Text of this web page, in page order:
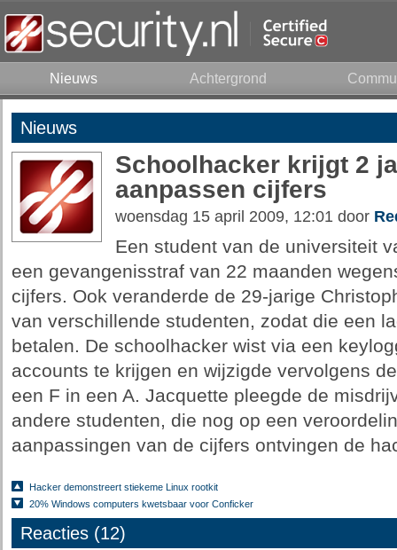
Nieuws Achtergrond
Nieuws
Schoolhacker krijgt 2
aanpassen cijfers
woensdag 15 april 2009, 12:01 door
Een student van de universiteit
een gevangenisstraf van 22 maanden
cijfers. Ook veranderde de 29-jarige
van verschillende studenten, zodat die een
betalen. De schoolhacker wist via een
accounts te krijgen en wijzigde vervolgens
een F in een A. Jacquette pleegde de
andere studenten, die nog op een
aanpassingen van de cijfers ontvingen de
Hacker demonstreert stiekeme Linux rootkit
20% Windows computers kwetsbaar voor Conficker
Reacties (12)